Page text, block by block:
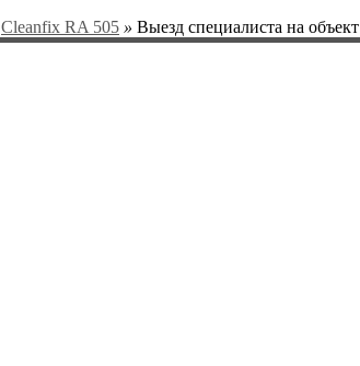
Cleanfix RA 505 » Выезд специалиста на объект